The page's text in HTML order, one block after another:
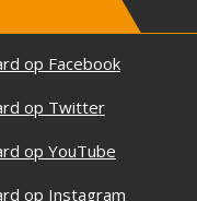
op Facebook
op Twitter
op YouTube
op Instagram